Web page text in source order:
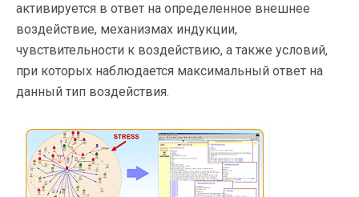
активируется в ответ на определенное внешнее
воздействие, механизмах индукции,
чувствительности к воздействию, а также условий,
при которых наблюдается максимальный ответ на
данный тип воздействия.